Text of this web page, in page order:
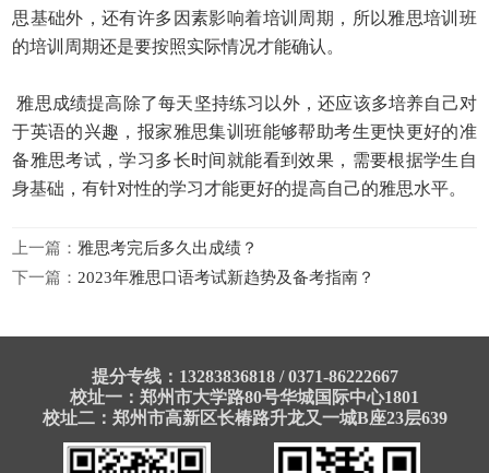
思基础外，还有许多因素影响着培训周期，所以雅思培训班
的培训周期还是要按照实际情况才能确认。
雅思成绩提高除了每天坚持练习以外，还应该多培养自己对
于英语的兴趣，报家雅思集训班能够帮助考生更快更好的准
备雅思考试，学习多长时间就能看到效果，需要根据学生自
身基础，有针对性的学习才能更好的提高自己的雅思水平。
上一篇： 雅思考完后多久出成绩？
下一篇： 2023年雅思口语考试新趋势及备考指南？
提分专线：13283836818 / 0371-86222667
校址一：郑州市大学路80号华城国际中心1801
校址二：郑州市高新区长椿路升龙又一城B座23层639